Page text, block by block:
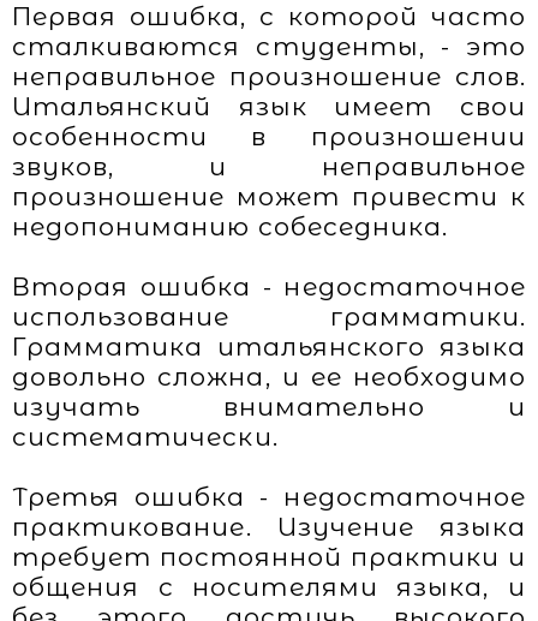
Первая ошибка, с которой часто
сталкиваются студенты, - это
неправильное произношение слов.
Итальянский язык имеет свои
особенности в произношении
звуков, и неправильное
произношение может привести к
недопониманию собеседника.
Вторая ошибка - недостаточное
использование грамматики.
Грамматика итальянского языка
довольно сложна, и ее необходимо
изучать внимательно и
систематически.
Третья ошибка - недостаточное
практикование. Изучение языка
требует постоянной практики и
общения с носителями языка, и